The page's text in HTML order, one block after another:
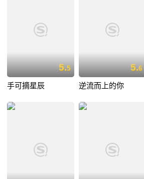
5.5
手可摘星辰
5.6
逆流而上的你